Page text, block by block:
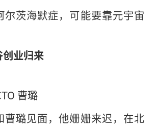
尔茨海默症，可能要靠元宇宙
业归来
曹璐
曹璐见面，他姗姗来迟，在北